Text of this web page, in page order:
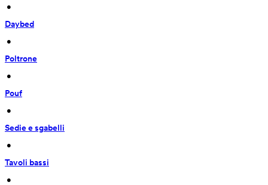
•
Daybed
•
Poltrone
•
Pouf
•
Sedie e sgabelli
•
Tavoli bassi
•